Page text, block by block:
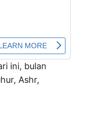
ini, bulan
Ashr,